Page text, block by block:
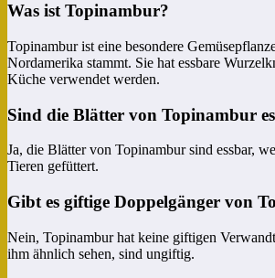
Was ist Topinambur?
Topinambur ist eine besondere
Nordamerika stammt. Sie hat essbare
Küche verwendet werden.
Sind die Blätter von Topinambur
Ja, die Blätter von Topinambur sind essbar,
Tieren gefüttert.
Gibt es giftige Doppelgänger von
Nein, Topinambur hat keine giftigen
ihm ähnlich sehen, sind ungiftig.